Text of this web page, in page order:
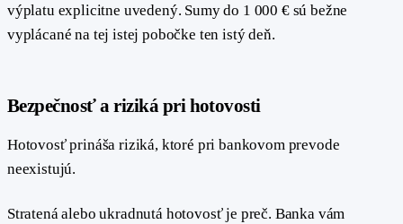
výplatu explicitne uvedený. Sumy do 1 000 € sú bežne
vyplácané na tej istej pobočke ten istý deň.
Bezpečnosť a riziká pri hotovosti
Hotovosť prináša riziká, ktoré pri bankovom prevode
neexistujú.
Stratená alebo ukradnutá hotovosť je preč. Banka vám